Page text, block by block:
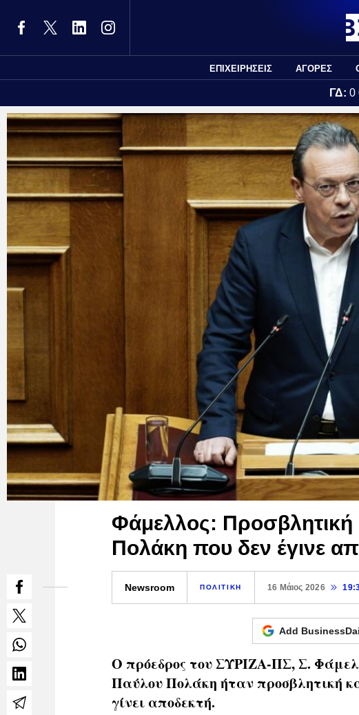
ΕΠΙΧΕΙΡΗΣΕΙΣ ΑΓΟΡΕΣ
ΓΔ: 0
Φάμελλος:
Πολάκη που δεν έγινε
Newsroom ΠΟΛΙΤΙΚΗ 16 Μάιος 2026
Add
Ο πρόεδρος του ΣΥΡΙΖΑ-ΠΣ, Σ.
Παύλου Πολάκη ήταν προσβλητική
γίνει αποδεκτή.